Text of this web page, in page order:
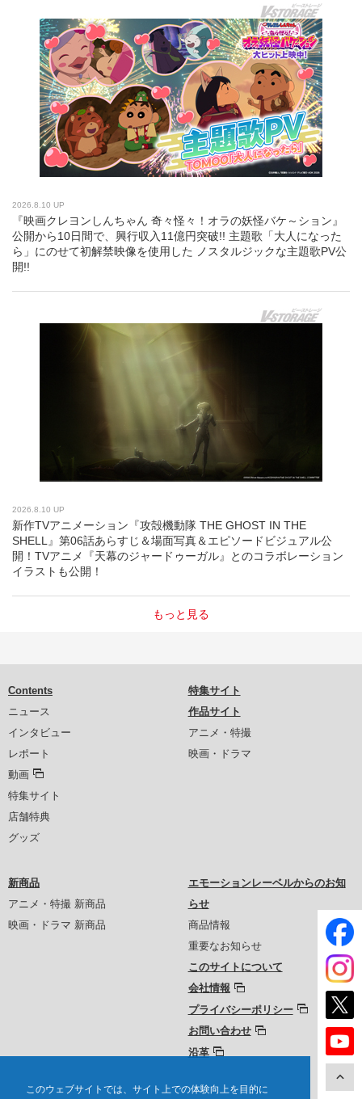
このウェブサイトでは、サイト上での体験向上を目的に
2026.8.10 UP
『映画クレヨンしんちゃん 奇々怪々！オラの妖怪バケ～ション』
公開から10日間で、興行収入11億円突破!! 主題歌「大人になった
ら」にのせて初解禁映像を使用した ノスタルジックな主題歌PV公
開!!
2026.8.10 UP
新作TVアニメーション『攻殻機動隊 THE GHOST IN THE
SHELL』第06話あらすじ＆場面写真＆エピソードビジュアル公
開！TVアニメ『天幕のジャードゥーガル』とのコラボレーション
イラストも公開！
もっと見る
Contents
ニュース
インタビュー
レポート
動画
特集サイト
店舗特典
グッズ
特集サイト
作品サイト
アニメ・特撮
映画・ドラマ
新商品
アニメ・特撮 新商品
映画・ドラマ 新商品
エモーションレーベルからのお知
らせ
商品情報
重要なお知らせ
このサイトについて
会社情報
プライバシーポリシー
お問い合わせ
沿革